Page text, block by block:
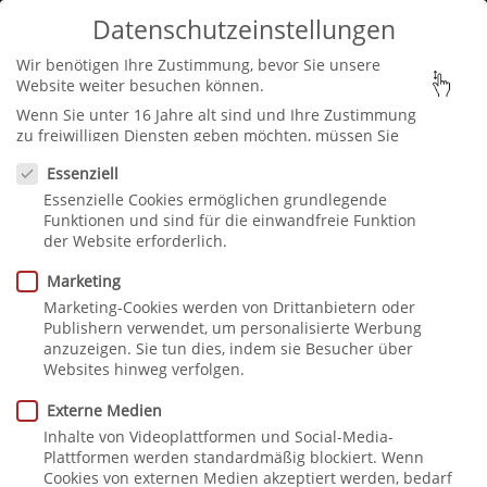
Seite wählen
villa-stoecken-solingen-
galerie-bad2
Datenschutzeinstellungen
Wir benötigen Ihre Zustimmung, bevor Sie unsere
Website weiter besuchen können.
Wenn Sie unter 16 Jahre alt sind und Ihre Zustimmung
zu freiwilligen Diensten geben möchten, müssen Sie
Wir verwenden Cookies und andere Technologien auf
unserer Website. Einige von ihnen sind essenziell,
während andere uns helfen, diese Website und Ihre
Erfahrung zu verbessern. Personenbezogene Daten
können verarbeitet werden (z. B. IP-Adressen), z. B. für
personalisierte Anzeigen und Inhalte oder Anzeigen-
und Inhaltsmessung. Weitere Informationen über die
Verwendung Ihrer Daten finden Sie in unserer
Datenschutzerklärung. Sie können Ihre Auswahl
jederzeit unterEinstellungenwiderrufen oder
Essenziell
Essenzielle Cookies ermöglichen grundlegende
Funktionen und sind für die einwandfreie Funktion
der Website erforderlich.
Marketing
Marketing-Cookies werden von Drittanbietern oder
Publishern verwendet, um personalisierte Werbung
anzuzeigen. Sie tun dies, indem sie Besucher über
Websites hinweg verfolgen.
Externe Medien
Inhalte von Videoplattformen und Social-Media-
Plattformen werden standardmäßig blockiert. Wenn
Cookies von externen Medien akzeptiert werden, bedarf